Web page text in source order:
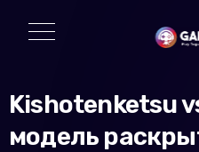
Kishotenketsu
модель